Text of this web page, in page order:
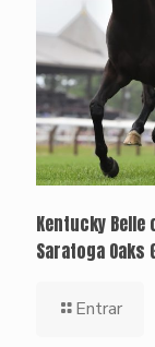
Kentucky
Saratoga Oaks
Entrar